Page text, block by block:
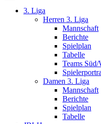
3. Liga
Herren 3. Liga
Mannschaft
Berichte
Spielplan
Tabelle
Teams Süd/
Damen 3. Liga
Mannschaft
Berichte
Spielplan
Tabelle